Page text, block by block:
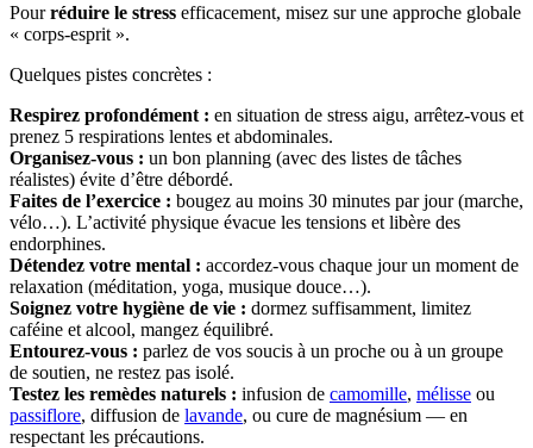
Pourréduire le stress efficacement, misez sur une approche globale
« corps-esprit ».
Quelques pistes concrètes :
Respirez profondément : en situation de stress aigu, arrêtez-vous et
prenez 5 respirations lentes et abdominales.
Organisez-vous : un bon planning (avec des listes de tâches
réalistes) évite d’être débordé.
Faites de l’exercice : bougez au moins 30 minutes par jour (marche,
vélo…). L’activité physique évacue les tensions et libère des
endorphines.
Détendez votre mental : accordez-vous chaque jour un moment de
relaxation (méditation, yoga, musique douce…).
Soignez votre hygiène de vie : dormez suffisamment, limitez
caféine et alcool, mangez équilibré.
Entourez-vous : parlez de vos soucis à un proche ou à un groupe
de soutien, ne restez pas isolé.
Testez les remèdes naturels : infusion de camomille, mélisse ou
passiflore, diffusion de lavande, ou cure de magnésium — en
respectant les précautions.